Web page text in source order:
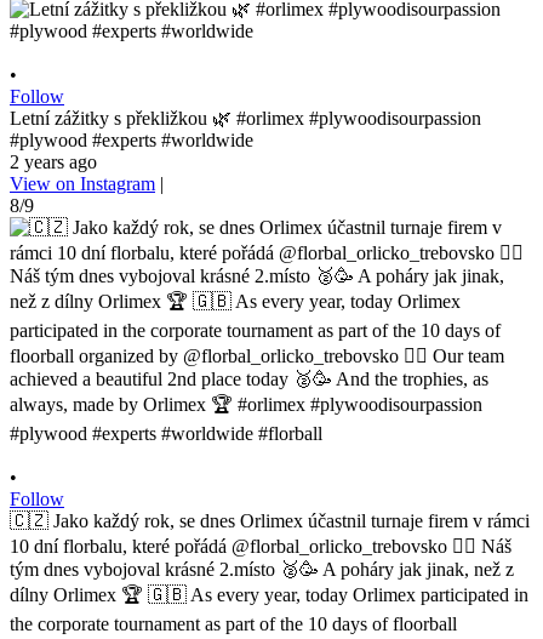
•
Follow
Letní zážitky s překližkou 🌿 #orlimex #plywoodisourpassion
#plywood #experts #worldwide
2 years ago
View on Instagram |
8/9
•
Follow
🇨🇿 Jako každý rok, se dnes Orlimex účastnil turnaje firem v rámci
10 dní florbalu, které pořádá @florbal_orlicko_trebovsko 👍🏼 Náš
tým dnes vybojoval krásné 2.místo 🥈🥳 A poháry jak jinak, než z
dílny Orlimex 🏆 🇬🇧 As every year, today Orlimex participated in
the corporate tournament as part of the 10 days of floorball